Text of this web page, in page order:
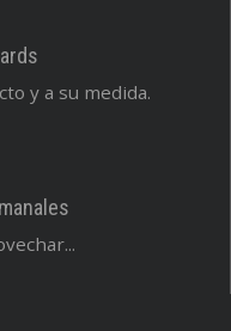
y a su medida.